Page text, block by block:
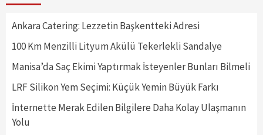
Ankara Catering: Lezzetin Başkentteki Adresi
100 Km Menzilli Lityum Akülü Tekerlekli Sandalye
Manisa’da Saç Ekimi Yaptırmak İsteyenler Bunları Bilmeli
LRF Silikon Yem Seçimi: Küçük Yemin Büyük Farkı
İnternette Merak Edilen Bilgilere Daha Kolay Ulaşmanın
Yolu